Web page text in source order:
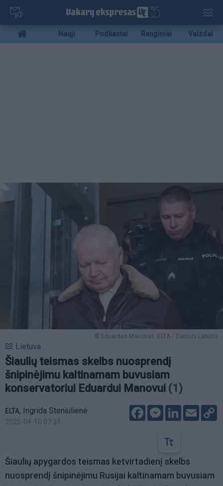
Pereiti
pagrindinį
turinį
Mobile
menu
Nauji Podkastai Renginiai Vaizdai
© Eduardas Manovas. ELTA / Dainius Labutis
Lietuva
Šiaulių teismas skelbs nuosprendį
šnipinėjimu kaltinamam buvusiam
konservatoriui Eduardui Manovui (1)
ELTA, Ingrida Steniulienė
2025-04-10 07:31
FacebookMessenger
LinkedIn
Email
Šiaulių apygardos teismas ketvirtadienį skelbs
nuosprendį šnipinėjimu Rusijai kaltinamam buvusiam